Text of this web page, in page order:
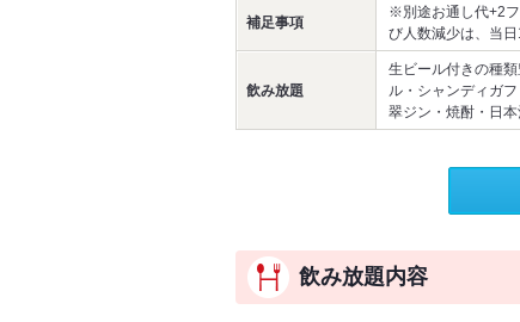
補足事項
※別途お通し代+2
び人数減少は、当
飲み放題
生ビール付きの種
ル・シャンディガ
翠ジン・焼酎・日本
飲み放題内容